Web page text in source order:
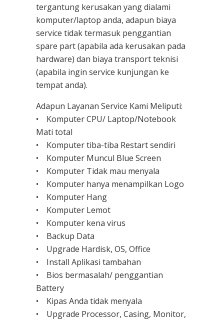
tergantung kerusakan yang dialami
komputer/laptop anda, adapun biaya
service tidak termasuk penggantian
spare part (apabila ada kerusakan pada
hardware) dan biaya transport teknisi
(apabila ingin service kunjungan ke
tempat anda).
Adapun Layanan Service Kami Meliputi:
• Komputer CPU/ Laptop/Notebook
Mati total
• Komputer tiba-tiba Restart sendiri
• Komputer Muncul Blue Screen
• Komputer Tidak mau menyala
• Komputer hanya menampilkan Logo
• Komputer Hang
• Komputer Lemot
• Komputer kena virus
• Backup Data
• Upgrade Hardisk, OS, Office
• Install Aplikasi tambahan
• Bios bermasalah/ penggantian
Battery
• Kipas Anda tidak menyala
• Upgrade Processor, Casing, Monitor,